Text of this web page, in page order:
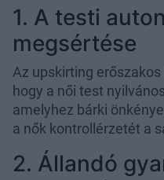
1. A testi
megsértése
Az upskirting
hogy a női test
amelyhez bárki
a nők kontrollérzetét a
2. Állandó